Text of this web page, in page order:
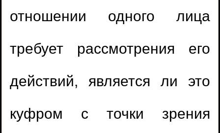
отношении одного лица
требует рассмотрения его
действий, является ли это
куфром с точки зрения